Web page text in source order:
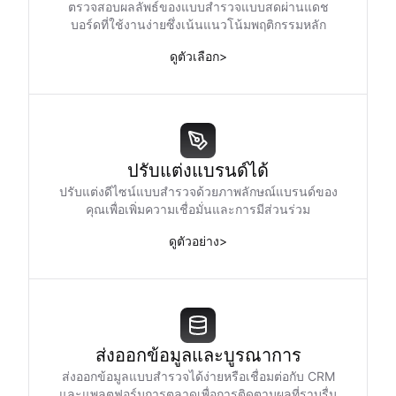
ตรวจสอบผลลัพธ์ของแบบสำรวจแบบสดผ่านแดช
บอร์ดที่ใช้งานง่ายซึ่งเน้นแนวโน้มพฤติกรรมหลัก
ดูตัวเลือก>
ปรับแต่งแบรนด์ได้
ปรับแต่งดีไซน์แบบสำรวจด้วยภาพลักษณ์แบรนด์ของ
คุณเพื่อเพิ่มความเชื่อมั่นและการมีส่วนร่วม
ดูตัวอย่าง>
ส่งออกข้อมูลและบูรณาการ
ส่งออกข้อมูลแบบสำรวจได้ง่ายหรือเชื่อมต่อกับ CRM